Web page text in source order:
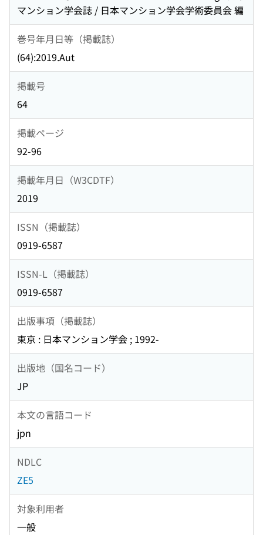
マンション学会誌 / 日本マンション学会学術委員会 編
巻号年月日等（掲載誌）
(64):2019.Aut
掲載号
64
掲載ページ
92-96
掲載年月日（W3CDTF）
2019
ISSN（掲載誌）
0919-6587
ISSN-L（掲載誌）
0919-6587
出版事項（掲載誌）
東京 : 日本マンション学会 ; 1992-
出版地（国名コード）
JP
本文の言語コード
jpn
NDLC
ZE5
対象利用者
一般